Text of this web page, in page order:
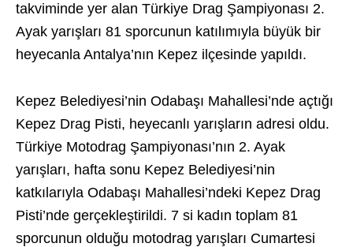
takviminde yer alan Türkiye Drag Şampiyonası 2.
Ayak yarışları 81 sporcunun katılımıyla büyük bir
heyecanla Antalya’nın Kepez ilçesinde yapıldı.
Kepez Belediyesi’nin Odabaşı Mahallesi’nde açtığı
Kepez Drag Pisti, heyecanlı yarışların adresi oldu.
Türkiye Motodrag Şampiyonası’nın 2. Ayak
yarışları, hafta sonu Kepez Belediyesi’nin
katkılarıyla Odabaşı Mahallesi’ndeki Kepez Drag
Pisti’nde gerçekleştirildi. 7 si kadın toplam 81
sporcunun olduğu motodrag yarışları Cumartesi